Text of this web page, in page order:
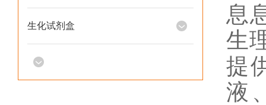
生化试剂盒
息
生
提
液